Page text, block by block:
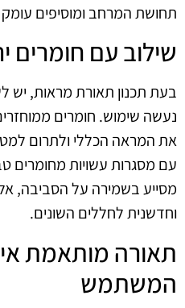
תחושת המרחב ומוסיפים
שילוב עם חומרים
בעת תכנון תאורת מראות, יש
נעשה שימוש. חומרים
את המראה הכללי ולתרום
עם מסגרות עשויות מחומרים
מסייע בשמירה על הסביבה,
וחדשנית לחללים השונים.
תאורה מותאמת
המשתמש